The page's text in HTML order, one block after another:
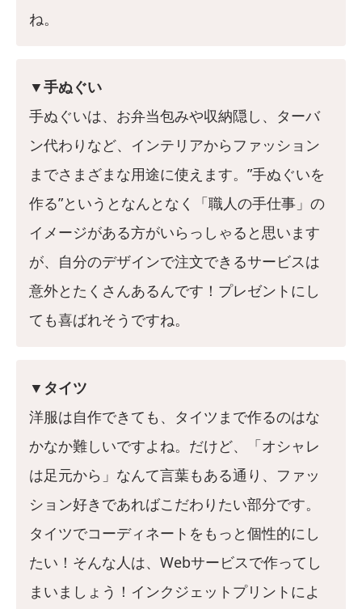
ね。
▼手ぬぐい
手ぬぐいは、お弁当包みや収納隠し、ターバ
ン代わりなど、インテリアからファッション
までさまざまな用途に使えます。”手ぬぐいを
作る”というとなんとなく「職人の手仕事」の
イメージがある方がいらっしゃると思います
が、自分のデザインで注文できるサービスは
意外とたくさんあるんです！プレゼントにし
ても喜ばれそうですね。
▼タイツ
洋服は自作できても、タイツまで作るのはな
かなか難しいですよね。だけど、「オシャレ
は足元から」なんて言葉もある通り、ファッ
ション好きであればこだわりたい部分です。
タイツでコーディネートをもっと個性的にし
たい！そんな人は、Webサービスで作ってし
まいましょう！インクジェットプリントによ